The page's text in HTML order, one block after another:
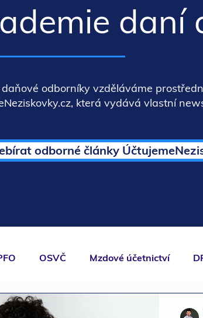
daní
odborníky vzděláváme
která vydává vlastní
odborné články
OSVČ Mzdové účetnictví
S.R.O.